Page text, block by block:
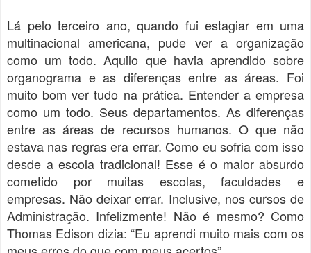
Lá pelo terceiro ano, quando fui estagiar em uma
multinacional americana, pude ver a organização
como um todo. Aquilo que havia aprendido sobre
organograma e as diferenças entre as áreas. Foi
muito bom ver tudo na prática. Entender a empresa
como um todo. Seus departamentos. As diferenças
entre as áreas de recursos humanos. O que não
estava nas regras era errar. Como eu sofria com isso
desde a escola tradicional! Esse é o maior absurdo
cometido por muitas escolas, faculdades e
empresas. Não deixar errar. Inclusive, nos cursos de
Administração. Infelizmente! Não é mesmo? Como
Thomas Edison dizia: “Eu aprendi muito mais com os